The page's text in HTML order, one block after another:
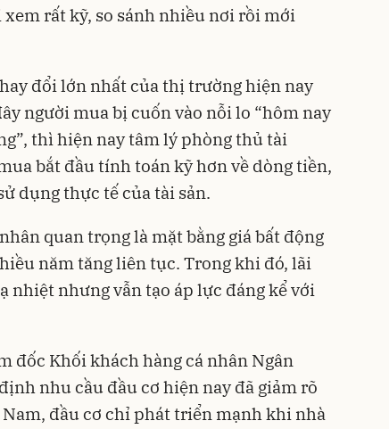
rất kỹ, so sánh nhiều nơi rồi mới
đổi lớn nhất của thị trường hiện nay
người mua bị cuốn vào nỗi lo “hôm nay
thì hiện nay tâm lý phòng thủ tài
bắt đầu tính toán kỹ hơn về dòng tiền,
dụng thực tế của tài sản.
quan trọng là mặt bằng giá bất động
năm tăng liên tục. Trong khi đó, lãi
nhiệt nhưng vẫn tạo áp lực đáng kể với
đốc Khối khách hàng cá nhân Ngân
nhu cầu đầu cơ hiện nay đã giảm rõ
đầu cơ chỉ phát triển mạnh khi nhà